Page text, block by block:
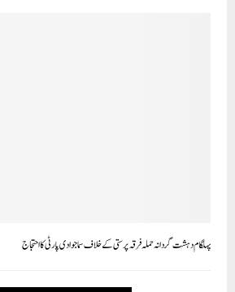
پہلگام دہشت گردانہ حملہ فرقہ پرستی کے خلاف سماجوادی پارٹی کا احتجاج